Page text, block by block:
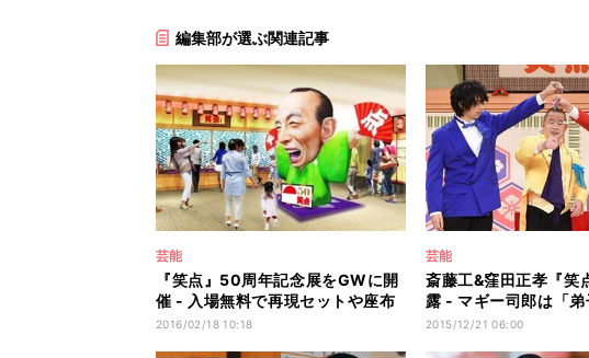
編集部が選ぶ関連記事
芸能
『笑点』50周年記念展をGWに開
催 - 入場無料で再現セットや座布
団体験も
2016/02/18 10:18
芸能
斎藤工&窪田正孝『笑
露 - マギー司郎は「弟
手」と絶賛
2015/12/21 06:00